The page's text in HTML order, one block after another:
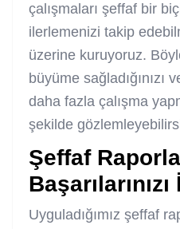
çalışmaları şeffaf bir
ilerlemenizi takip
üzerine kuruyoruz.
büyüme sağladığınızı
daha fazla çalışma
şekilde
Şeffaf
Uyguladığımız şeffaf